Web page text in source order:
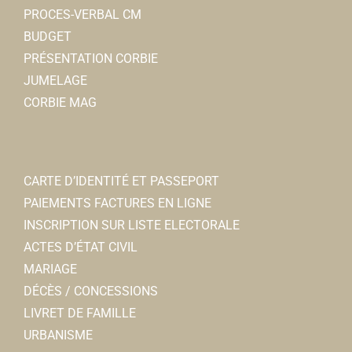
03224839290322483929
sarltoubinf@wanadoo.fr
AXA Assurance
Assureur
Sublim'Evasion
Instituts de beauté
21, rue Charles de Gaulle 80800 Corbie
0366882575
sublim.evasion@hotmail.fr
Angle MERLAUD
PROCES-VERBAL CM
BUDGET
PRÉSENTATION CORBIE
JUMELAGE
CORBIE MAG
CARTE D’IDENTITÉ ET PASSEPORT
PAIEMENTS FACTURES EN LIGNE
INSCRIPTION SUR LISTE ELECTORALE
ACTES D’ÉTAT CIVIL
MARIAGE
DÉCÈS / CONCESSIONS
LIVRET DE FAMILLE
URBANISME